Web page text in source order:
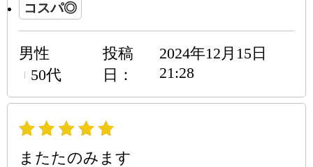
コスパ◎
男性
50代
投稿
日
2024年12月15日
21:28
またたのみます